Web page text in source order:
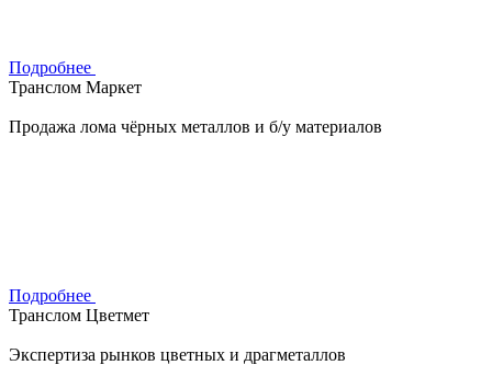
Подробнее
Транслом Маркет
Продажа лома чёрных металлов и б/у материалов
Подробнее
Транслом Цветмет
Экспертиза рынков цветных и драгметаллов